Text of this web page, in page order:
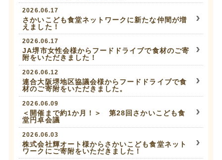
2026.06.17
さかいこども食堂ネットワークに新たな仲間が増
えました！
2026.06.17
JA堺市女性会様からフードドライブで食材のご寄
附をいただきました！
2026.06.12
連合大阪堺地区協議会様からフードドライブで食
材のご寄附をいただきました。
2026.06.09
＜開催まで約1か月！＞ 第28回さかいこども食
堂円卓会議
2026.06.03
株式会社輝オート様からさかいこども食堂ネット
ワークにご寄附をいただきました！